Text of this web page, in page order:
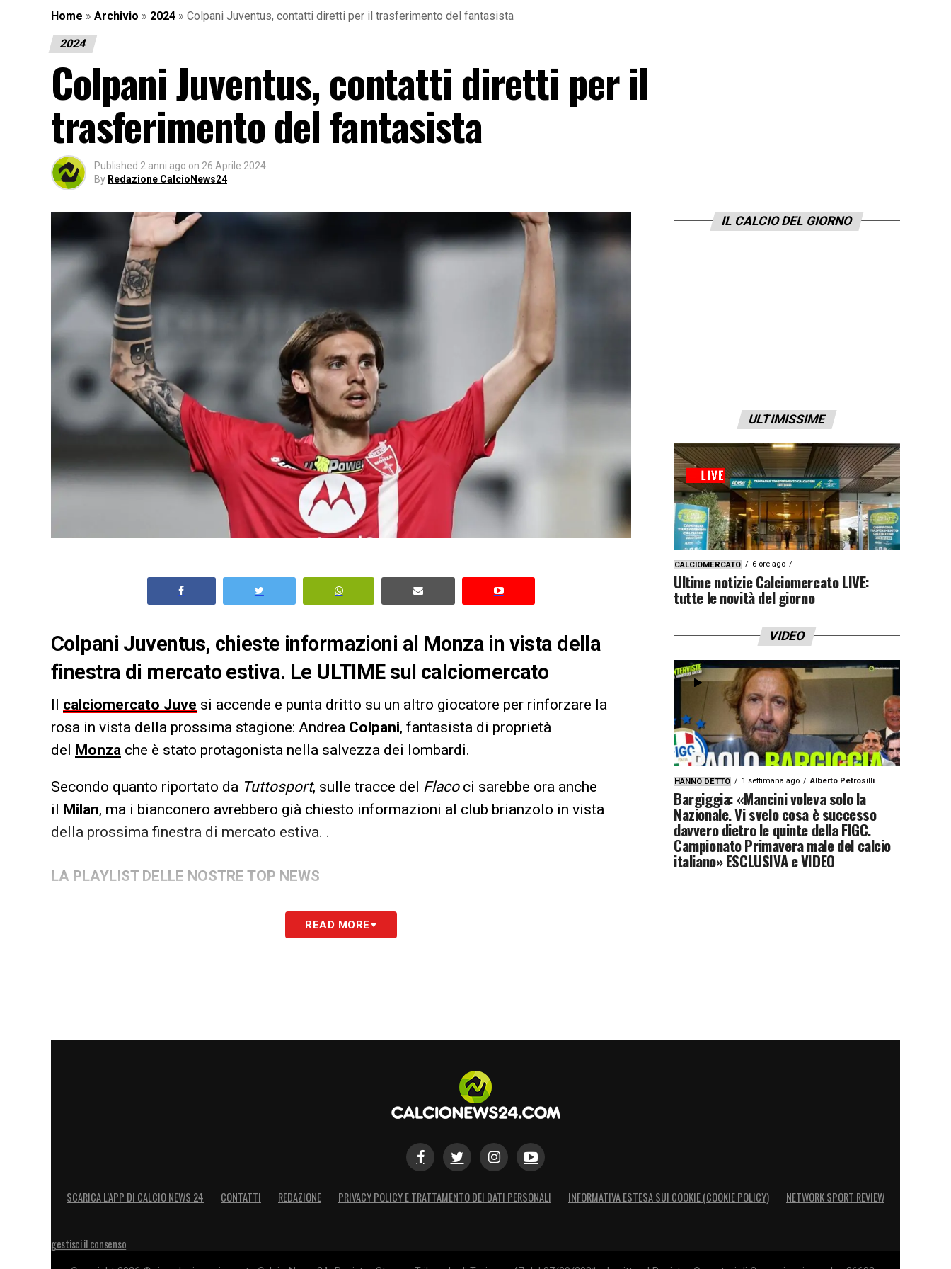
Home » Archivio » 2024 » Colpani Juventus, contatti diretti per il trasferimento del fantasista
2024
Colpani Juventus, contatti diretti per il
trasferimento del fantasista
Published 2 anni ago on 26 Aprile 2024
By Redazione CalcioNews24
Colpani Juventus, chieste informazioni al Monza in vista della
finestra di mercato estiva. Le ULTIME sul calciomercato
Il calciomercato Juve si accende e punta dritto su un altro giocatore per rinforzare la
rosa in vista della prossima stagione: Andrea Colpani, fantasista di proprietà
del Monza che è stato protagonista nella salvezza dei lombardi.
Secondo quanto riportato da Tuttosport, sulle tracce del Flaco ci sarebbe ora anche
il Milan, ma i bianconero avrebbero già chiesto informazioni al club brianzolo in vista
della prossima finestra di mercato estiva. .
LA PLAYLIST DELLE NOSTRE TOP NEWS
READ MORE
IL CALCIO DEL GIORNO
ULTIMISSIME
CALCIOMERCATO 6 ore ago
Ultime notizie Calciomercato LIVE:
tutte le novità del giorno
VIDEO
HANNO DETTO 1 settimana ago Alberto Petrosilli
Bargiggia: «Mancini voleva solo la
Nazionale. Vi svelo cosa è successo
davvero dietro le quinte della FIGC.
Campionato Primavera male del calcio
italiano» ESCLUSIVA e VIDEO
SCARICA L’APP DI CALCIO NEWS 24 CONTATTI REDAZIONE PRIVACY POLICY E TRATTAMENTO DEI DATI PERSONALI INFORMATIVA ESTESA SUI COOKIE (COOKIE POLICY) NETWORK SPORT REVIEW
gestisci il consenso